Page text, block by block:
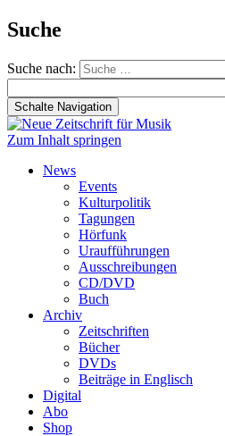
Suche
Suche nach:
Schalte Navigation
Zum Inhalt springen
News
Events
Kulturpolitik
Tagungen
Hörfunk
Uraufführungen
Ausschreibungen
CD/DVD
Buch
Archiv
Zeitschriften
Bücher
DVDs
Beiträge in Englisch
Digital
Abo
Shop